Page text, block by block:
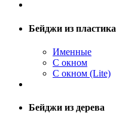
Бейджи из пластика
Именные
С окном
С окном (Lite)
Бейджи из дерева